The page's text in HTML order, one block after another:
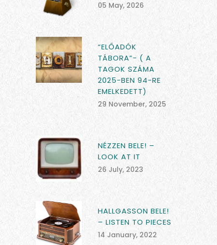
05 May, 2026
“ELŐADÓK
TÁBORA”- ( A
TAGOK SZÁMA
2025-BEN 94-RE
EMELKEDETT)
29 November, 2025
NÉZZEN BELE! –
LOOK AT IT
26 July, 2023
HALLGASSON BELE!
– LISTEN TO PIECES
14 January, 2022